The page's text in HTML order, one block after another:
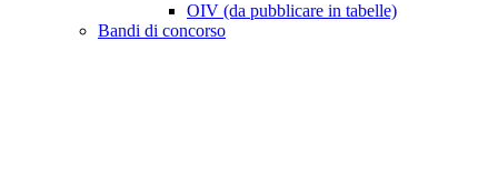
OIV (da pubblicare in tabelle)
Bandi di concorso